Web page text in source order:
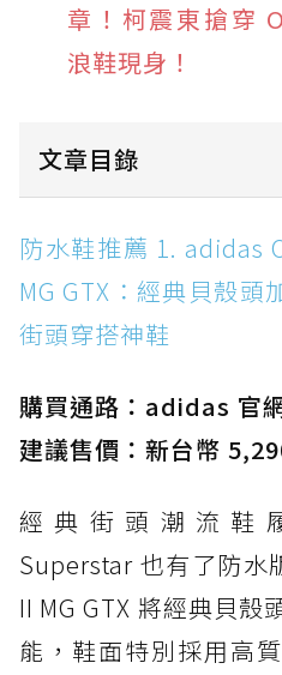
章！柯震東搶穿
浪鞋現身！
文章目錄
防水鞋推薦 1.
MG GTX：經典貝殼頭
頭穿搭神鞋
防水鞋推薦 2. New
防水鞋推薦 3. Nike
經典 Dunk 輪廓加上防
打折
防水鞋推薦 4. ASICS
載 GORE-TEX 隱形貼
防水鞋推薦 5.
人必備山系鞋王！防
頂
防水鞋推薦 1. adidas
MG GTX：經典貝殼頭
街頭穿搭神鞋
購買通路：adidas 官
建議售價：新台幣
經典街頭潮流鞋
Superstar 也有了防水
II MG GTX 將經典貝殼
能，鞋面特別採用高